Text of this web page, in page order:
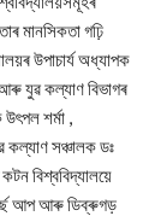
মানসিকতা গঢ়ি
উপাচাৰ্য অধ্যাপক
যুৱ কল্যাণ বিভাগৰ
শৰ্মা ,
কল্যাণ সঞ্চালক ডঃ
বিশ্ববিদ্যালয়ে
আপ আৰু ডিব্ৰুগড়